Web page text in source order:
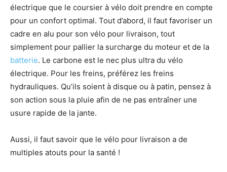
électrique que le coursier à vélo doit prendre en compte
pour un confort optimal. Tout d’abord, il faut favoriser un
cadre en alu pour son vélo pour livraison, tout
simplement pour pallier la surcharge du moteur et de la
batterie. Le carbone est le nec plus ultra du vélo
électrique. Pour les freins, préférez les freins
hydrauliques. Qu’ils soient à disque ou à patin, pensez à
son action sous la pluie afin de ne pas entraîner une
usure rapide de la jante.
Aussi, il faut savoir que le vélo pour livraison a de
multiples atouts pour la santé !